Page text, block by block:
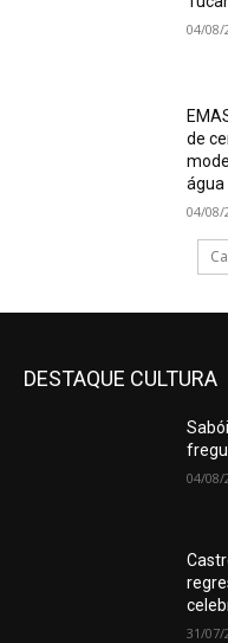
04/08/
de
água
04/08/
DESTAQUE CULTURA
04/08/
31/07/